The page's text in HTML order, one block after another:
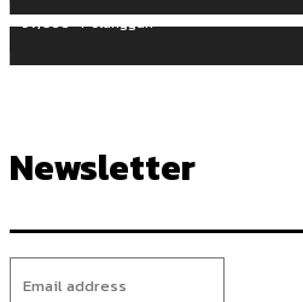
97,058 Pelanggan
Newsletter